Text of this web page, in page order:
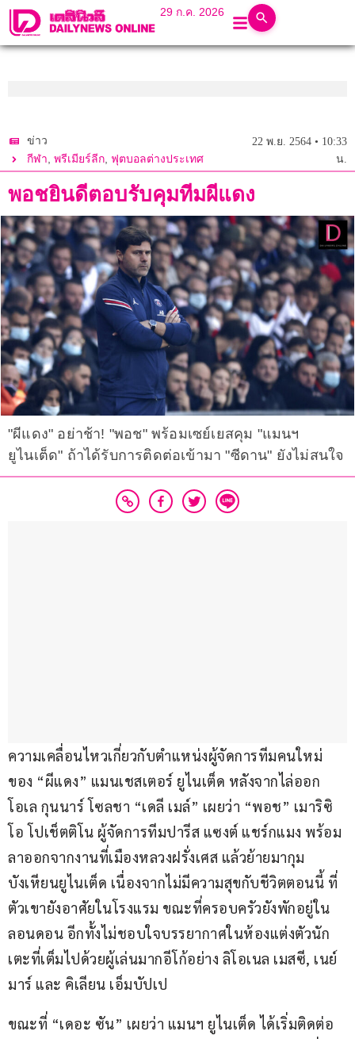
29 ก.ค. 2026
ข่าว
กีฬา, พรีเมียร์ลีก, ฟุตบอลต่างประเทศ
22 พ.ย. 2564 • 10:33
น.
พอชยินดีตอบรับคุมทีมผีแดง
"ผีแดง" อย่าช้า! "พอช" พร้อมเซย์เยสคุม "แมนฯ
ยูไนเต็ด" ถ้าได้รับการติดต่อเข้ามา "ซีดาน" ยังไม่สนใจ
ความเคลื่อนไหวเกี่ยวกับตำแหน่งผู้จัดการทีมคนใหม่
ของ “ผีแดง” แมนเชสเตอร์ ยูไนเต็ด หลังจากไล่ออก
โอเล กุนนาร์ โซลชา “เดลี เมล์” เผยว่า “พอช” เมาริซิ
โอ โปเช็ตติโน ผู้จัดการทีมปารีส แซงต์ แชร์กแมง พร้อม
ลาออกจากงานที่เมืองหลวงฝรั่งเศส แล้วย้ายมากุม
บังเหียนยูไนเต็ด เนื่องจากไม่มีความสุขกับชีวิตตอนนี้ ที่
ตัวเขายังอาศัยในโรงแรม ขณะที่ครอบครัวยังพักอยู่ใน
ลอนดอน อีกทั้งไม่ชอบใจบรรยากาศในห้องแต่งตัวนัก
เตะที่เต็มไปด้วยผู้เล่นมากอีโก้อย่าง ลิโอเนล เมสซี, เนย์
มาร์ และ คิเลียน เอ็มบัปเป
ขณะที่ “เดอะ ซัน” เผยว่า แมนฯ ยูไนเต็ด ได้เริ่มติดต่อ